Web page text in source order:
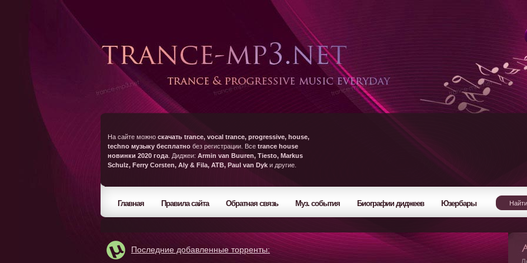
На сайте можно скачать trance, vocal trance, progressive, house,
techno музыку бесплатно без регистрации. Все trance house
новинки 2020 года . Диджеи: Armin van Buuren, Tiesto, Markus
Schulz, Ferry Corsten, Aly & Fila, ATB, Paul van Dyk и другие.
Главная Правила сайта Обратная связь Муз. события Биографии диджеев Юзербары
Последние добавленные торренты: